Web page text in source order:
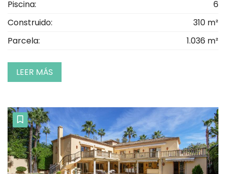
Piscina:
6
Construido:
310 m²
Parcela:
1.036 m²
LEER MÁS